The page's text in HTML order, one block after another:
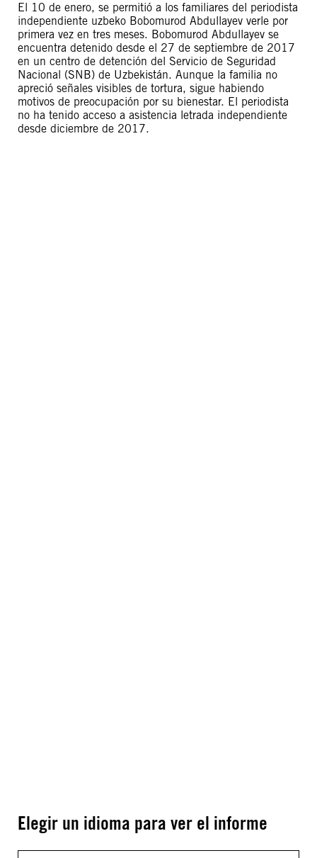
El 10 de enero, se permitió a los familiares del periodista
independiente uzbeko Bobomurod Abdullayev verle por
primera vez en tres meses. Bobomurod Abdullayev se
encuentra detenido desde el 27 de septiembre de 2017
en un centro de detención del Servicio de Seguridad
Nacional (SNB) de Uzbekistán. Aunque la familia no
apreció señales visibles de tortura, sigue habiendo
motivos de preocupación por su bienestar. El periodista
no ha tenido acceso a asistencia letrada independiente
desde diciembre de 2017.
Elegir un idioma para ver el informe